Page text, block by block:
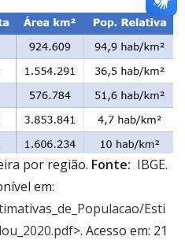
por região. Fonte: IBGE.
em:
Esti
>. Acesso em: 21